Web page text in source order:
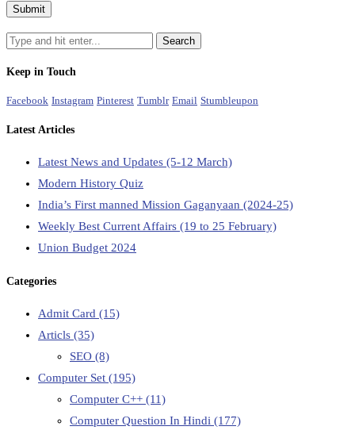
Keep in Touch
Facebook Instagram Pinterest Tumblr Email Stumbleupon
Latest Articles
Latest News and Updates (5-12 March)
Modern History Quiz
India’s First manned Mission Gaganyaan (2024-25)
Weekly Best Current Affairs (19 to 25 February)
Union Budget 2024
Categories
Admit Card (15)
Articls (35)
SEO (8)
Computer Set (195)
Computer C++ (11)
Computer Question In Hindi (177)